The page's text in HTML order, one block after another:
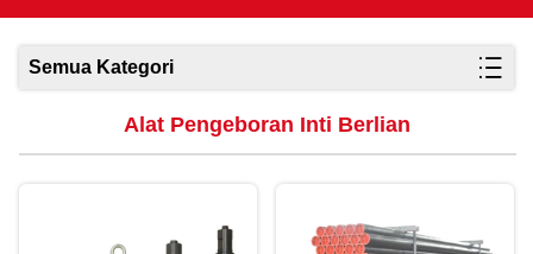
Semua Kategori
Alat Pengeboran Inti Berlian